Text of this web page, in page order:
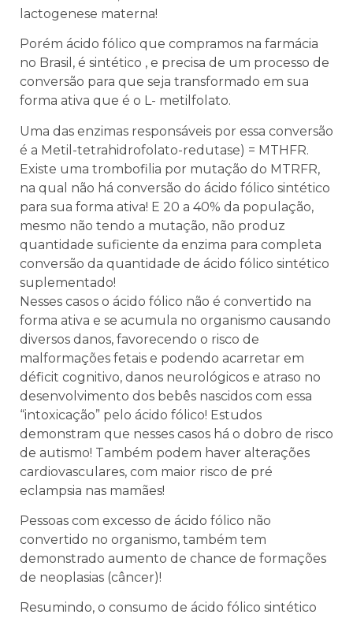
lactogenese materna!
Porém ácido fólico que compramos na farmácia
no Brasil, é sintético , e precisa de um processo de
conversão para que seja transformado em sua
forma ativa que é o L- metilfolato.
Uma das enzimas responsáveis por essa conversão
é a Metil-tetrahidrofolato-redutase) = MTHFR.
Existe uma trombofilia por mutação do MTRFR,
na qual não há conversão do ácido fólico sintético
para sua forma ativa! E 20 a 40% da população,
mesmo não tendo a mutação, não produz
quantidade suficiente da enzima para completa
conversão da quantidade de ácido fólico sintético
suplementado!
Nesses casos o ácido fólico não é convertido na
forma ativa e se acumula no organismo causando
diversos danos, favorecendo o risco de
malformações fetais e podendo acarretar em
déficit cognitivo, danos neurológicos e atraso no
desenvolvimento dos bebês nascidos com essa
“intoxicação” pelo ácido fólico! Estudos
demonstram que nesses casos há o dobro de risco
de autismo! Também podem haver alterações
cardiovasculares, com maior risco de pré
eclampsia nas mamães!
Pessoas com excesso de ácido fólico não
convertido no organismo, também tem
demonstrado aumento de chance de formações
de neoplasias (câncer)!
Resumindo, o consumo de ácido fólico sintético